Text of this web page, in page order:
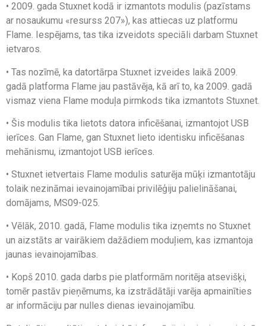
• 2009. gada Stuxnet kodā ir izmantots modulis (pazīstams
ar nosaukumu «resurss 207»), kas attiecas uz platformu
Flame. Iespējams, tas tika izveidots speciāli darbam Stuxnet
ietvaros.
• Tas nozīmē, ka datortārpa Stuxnet izveides laikā 2009.
gadā platforma Flame jau pastāvēja, kā arī to, ka 2009. gadā
vismaz viena Flame moduļa pirmkods tika izmantots Stuxnet.
• Šis modulis tika lietots datora inficēšanai, izmantojot USB
ierīces. Gan Flame, gan Stuxnet lieto identisku inficēšanas
mehānismu, izmantojot USB ierīces.
• Stuxnet ietvertais Flame modulis saturēja mūķi izmantotāju
tolaik nezināmai ievainojamībai privilēģiju palielināšanai,
domājams, MS09-025.
• Vēlāk, 2010. gadā, Flame modulis tika izņemts no Stuxnet
un aizstāts ar vairākiem dažādiem moduļiem, kas izmantoja
jaunas ievainojamības.
• Kopš 2010. gada darbs pie platformām noritēja atsevišķi,
tomēr pastāv pieņēmums, ka izstrādātāji varēja apmainīties
ar informāciju par nulles dienas ievainojamību.